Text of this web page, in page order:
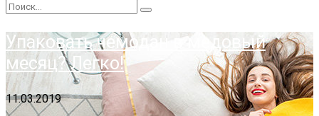
Упаковать чемодан в медовый
месяц? Легко!
11.03.2019